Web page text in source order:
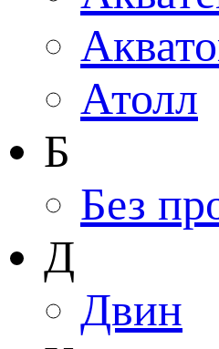
Атолл
Б
Без
Д
Двин